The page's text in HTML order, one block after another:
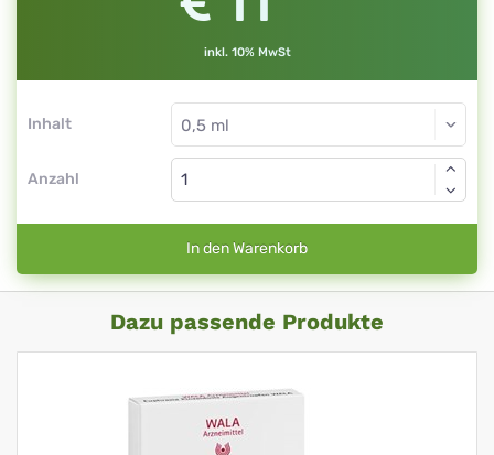
inkl. 10% MwSt
Inhalt
Anzahl
In den Warenkorb
Dazu passende Produkte